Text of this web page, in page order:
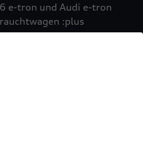
e-tron und Audi e-tron
:plus